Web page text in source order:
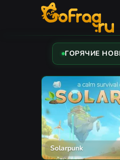
ГОРЯЧИЕ
Solarpunk